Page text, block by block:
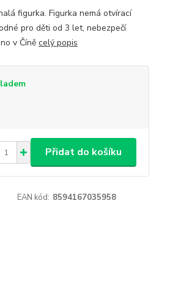
figurka. Figurka nemá otvírací
pro děti od 3 let, nebezpečí
v Číně celý popis
Přidat do košíku
EAN kód: 8594167035958